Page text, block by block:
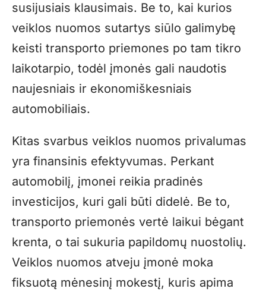
susijusiais klausimais. Be to, kai kurios
veiklos nuomos sutartys siūlo galimybę
keisti transporto priemones po tam tikro
laikotarpio, todėl įmonės gali naudotis
naujesniais ir ekonomiškesniais
automobiliais.
Kitas svarbus veiklos nuomos privalumas
yra finansinis efektyvumas. Perkant
automobilį, įmonei reikia pradinės
investicijos, kuri gali būti didelė. Be to,
transporto priemonės vertė laikui bėgant
krenta, o tai sukuria papildomų nuostolių.
Veiklos nuomos atveju įmonė moka
fiksuotą mėnesinį mokestį, kuris apima